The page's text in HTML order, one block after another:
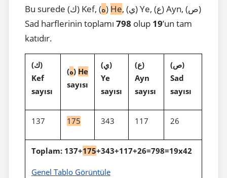
Bu surede (ك) Kef, (ه) He, (ي) Ye, (ع) Ayn, (ص)
Sad harflerinin toplamı 798 olup 19’un tam
katıdır.
(ك)
Kef
sayısı
(ه) He
sayısı
(ي)
Ye
sayısı
(ع)
Ayn
sayısı
(ص)
Sad
sayısı
137 175 343 117 26
Toplam: 137+175+343+117+26=798=19x42
Genel Tablo Görüntüle